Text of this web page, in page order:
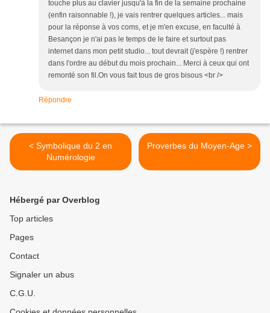
touche plus au clavier jusqu'à la fin de la semaine prochaine
(enfin raisonnable !), je vais rentrer quelques articles... mais
pour la réponse à vos coms, et je m'en excuse, en faculté à
Besançon je n'ai pas le temps de le faire et surtout pas
internet dans mon petit studio... tout devrait (j'espère !) rentrer
dans l'ordre au début du mois prochain... Merci à ceux qui ont
remonté son fil.On vous fait tous de gros bisous <br />
Répondre
< Symbolique du 2 en
Numérologie
Proverbes du Moyen-Age >
Hébergé par Overblog
Top articles
Pages
Contact
Signaler un abus
C.G.U.